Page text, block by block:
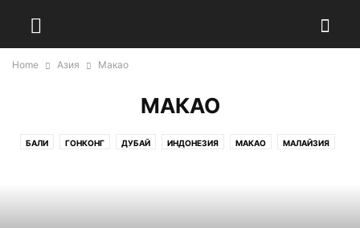
Home Азия Макао
МАКАО
БАЛИ ГОНКОНГ ДУБАЙ ИНДОНЕЗИЯ МАКАО МАЛАЙЗИЯ